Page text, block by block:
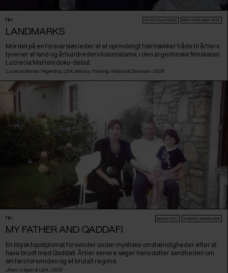
Film ARTISTS & AUTEURS RIGHT HERE, RIGHT NOW
LANDMARKS
Mordet på en forsvarsløs leder af et oprindeligt folk trækker tråde til årtiers
tyverier af land og århundreders kolonialisme, i den argentinske filmskaber
Lucrecia Martels doku-debut.
Lucrecia Martel / Argentina USA Mexico, Frankrig, Holland& Danmark / 2025
Film BACKSTORY AUDIENCE AWARD 2026
MY FATHER AND QADDAFI
En libysk topdiplomat forsvinder under mystiske omstændigheder efter at
have brudt med Qaddafi. Årtier senere søger hans datter sandheden om
sin fars forsvinden og et brutalt regime.
Jihan / Libyen & USA / 2025